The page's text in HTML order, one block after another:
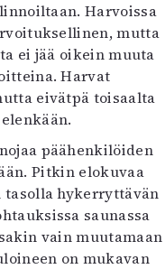
Harvoissa
mutta
ei jää oikein muuta
Harvat
eivätpä toisaalta
päähenkilöiden
Pitkin elokuvaa
hykerryttävän
saunassa
vain muutamaan
on mukavan